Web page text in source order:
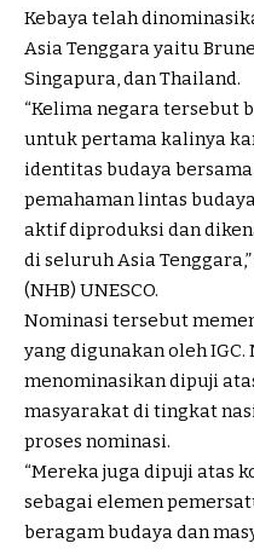
Kebaya telah
Asia Tenggara yaitu
Singapura, dan Thailand.
“Kelima negara tersebut
untuk pertama kalinya
identitas budaya
pemahaman lintas
aktif diproduksi dan
di seluruh Asia
(NHB) UNESCO.
Nominasi tersebut
yang digunakan oleh
menominasikan dipuji
masyarakat di tingkat
proses nominasi.
“Mereka juga dipuji atas
sebagai elemen
beragam budaya dan